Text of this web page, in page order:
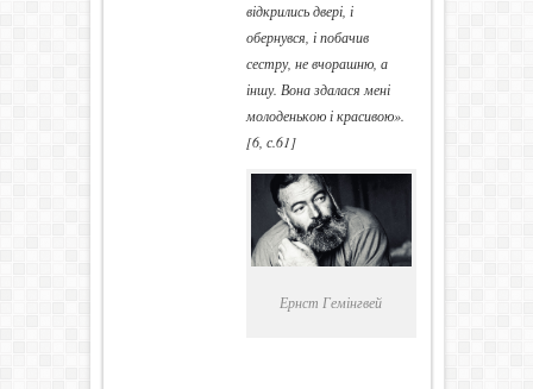
відкрились двері, і
обернувся, і побачив
сестру, не вчорашню, а
іншу. Вона здалася мені
молоденькою і красивою».
[6, с.61]
Ернст Гемінгвей